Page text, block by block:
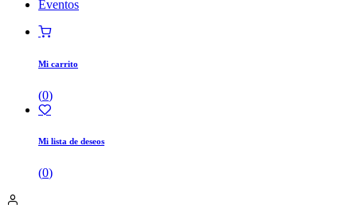
Eventos
Mi carrito
(0)
Mi lista de deseos
(0)